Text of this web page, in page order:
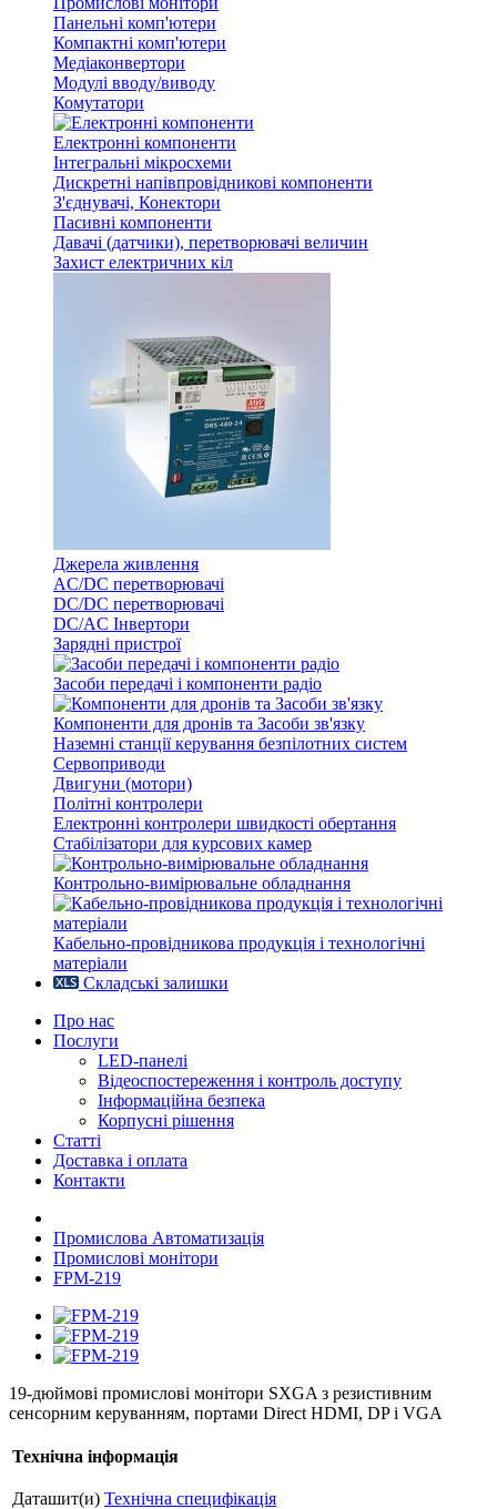
Панельні комп'ютери
Компактні комп'ютери
Медіаконвертори
Модулі вводу/виводу
Комутатори
Електронні компоненти
Інтегральні мікросхеми
Дискретні напівпровідникові компоненти
З'єднувачі, Конектори
Пасивні компоненти
Давачі (датчики), перетворювачі величин
Захист електричних кіл
Джерела живлення
AC/DC перетворювачі
DC/DC перетворювачі
DC/AC Інвертори
Зарядні пристрої
Засоби передачі і компоненти радіо
Компоненти для дронів та Засоби зв'язку
Наземні станції керування безпілотних систем
Сервоприводи
Двигуни (мотори)
Політні контролери
Електронні контролери швидкості обертання
Стабілізатори для курсових камер
Контрольно-вимірювальне обладнання
Кабельно-провідникова продукція і технологічні
матеріали
Складські залишки
Про нас
Послуги
LED-панелі
Відеоспостереження і контроль доступу
Інформаційна безпека
Корпусні рішення
Статті
Доставка і оплата
Контакти
Промислова Автоматизація
Промислові монітори
FPM-219
19-дюймові промислові монітори SXGA з резистивним
сенсорним керуванням, портами Direct HDMI, DP і VGA
Технічна інформація
Даташит(и) Технічна специфікація